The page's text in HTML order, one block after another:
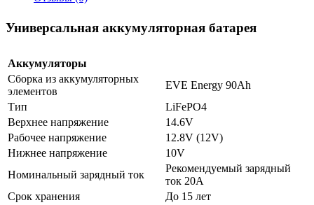
Универсальная аккумуляторная батарея
Аккумуляторы
Сборка из аккумуляторных
элементов
EVE Energy 90Ah
Тип
LiFePO4
Верхнее напряжение
14.6V
Рабочее напряжение
12.8V (12V)
Нижнее напряжение
10V
Номинальный зарядный ток
Рекомендуемый зарядный
ток 20А
Срок хранения
До 15 лет